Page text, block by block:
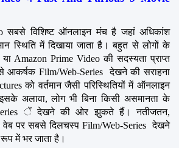
सबसे विशिष्ट ऑनलाइन मंच है जहां अधिकांश
स्थिति में दिखाया जाता है। बहुत से लोगों के
Amazon Prime Video की सदस्यता प्राप्त
Film/Web-Series  देखने की सराहना
को वर्तमान जैसी परिस्थितियों में ऑनलाइन
अलावा, लोग भी बिना किसी असमानता के
Series ें देखने की ओर झुकते हैं। नतीजतन,
वेब पर सबसे दिलचस्प Film/Web-Series  देखने
में भर जाता है।